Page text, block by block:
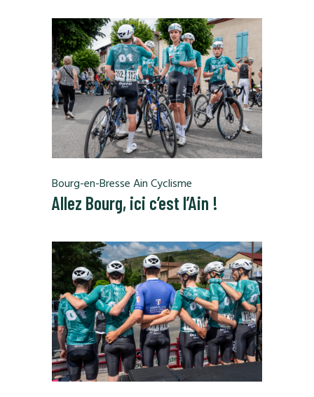
Bourg-en-Bresse Ain Cyclisme
Allez Bourg, ici c’est l’Ain !